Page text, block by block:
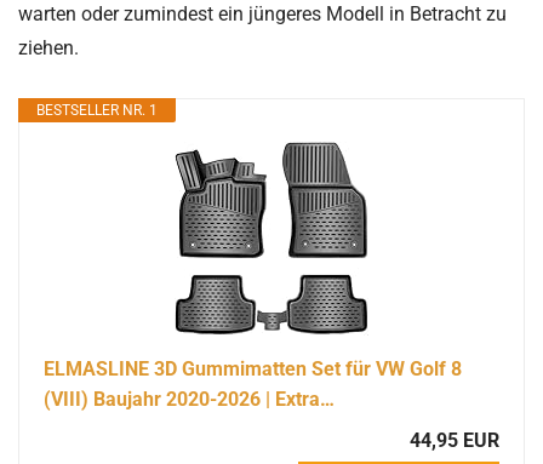
warten oder zumindest ein jüngeres Modell in Betracht zu
ziehen.
BESTSELLER NR. 1
ELMASLINE 3D Gummimatten Set für VW Golf 8
(VIII) Baujahr 2020-2026 | Extra…
44,95 EUR